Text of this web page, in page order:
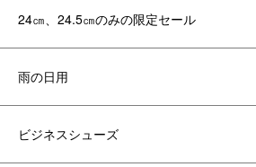
24㎝、24.5㎝のみの限定セール
雨の日用
ビジネスシューズ